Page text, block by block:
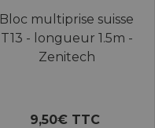
Bloc multiprise suisse
T13 - longueur 1.5m -
Zenitech
9,50€ TTC